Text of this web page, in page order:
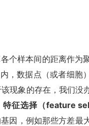
个样本间的距离作为
，数据点（或者细胞
该现象的存在，我们没
特征选择（feature
因，例如那些方差最